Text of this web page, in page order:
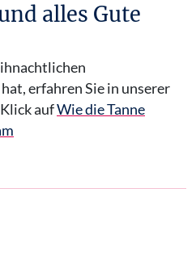
alles Gute
erfahren Sie in unserer
aufWie die Tanne